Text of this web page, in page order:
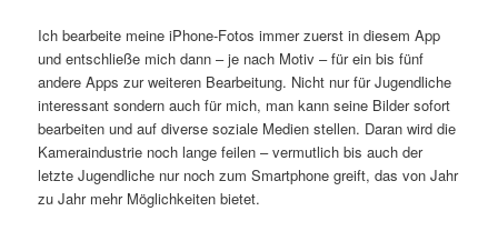
Ich bearbeite meine iPhone-Fotos immer zuerst in diesem App
und entschließe mich dann – je nach Motiv – für ein bis fünf
andere Apps zur weiteren Bearbeitung. Nicht nur für Jugendliche
interessant sondern auch für mich, man kann seine Bilder sofort
bearbeiten und auf diverse soziale Medien stellen. Daran wird die
Kameraindustrie noch lange feilen – vermutlich bis auch der
letzte Jugendliche nur noch zum Smartphone greift, das von Jahr
zu Jahr mehr Möglichkeiten bietet.